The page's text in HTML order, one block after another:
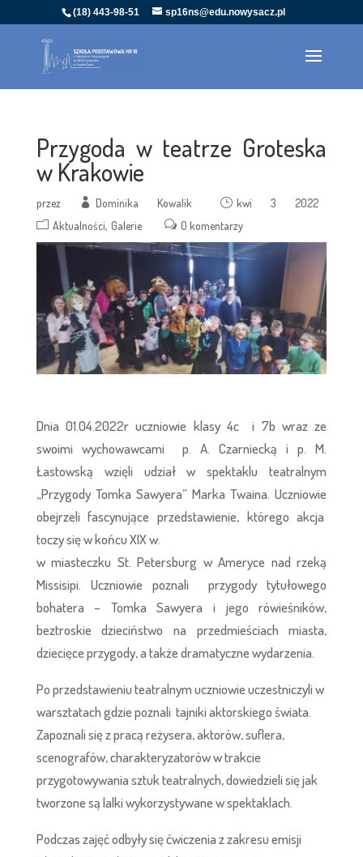
(18) 443-98-51 sp16ns@edu.nowysacz.pl
Przygoda w teatrze Groteska
w Krakowie
przez Dominika Kowalik
kwi 3 2022
Aktualności Galerie 0 komentarzy
Dnia 01.04.2022r uczniowie klasy 4c i 7b wraz ze
swoimi wychowawcami p. A. Czarniecką i p. M.
Łastowską wzięli udział w spektaklu teatralnym
„Przygody Tomka Sawyera” Marka Twaina. Uczniowie
obejrzeli fascynujące przedstawienie, którego akcja
toczy się w końcu XIX w.
w miasteczku St. Petersburg w Ameryce nad rzeką
Missisipi. Uczniowie poznali przygody tytułowego
bohatera – Tomka Sawyera i jego rówieśników,
beztroskie dzieciństwo na przedmieściach miasta,
dziecięce przygody, a także dramatyczne wydarzenia.
Po przedstawieniu teatralnym uczniowie uczestniczyli w
warsztatach gdzie poznali tajniki aktorskiego świata.
Zapoznali się z pracą reżysera, aktorów, suflera,
scenografów, charakteryzatorów w trakcie
przygotowywania sztuk teatralnych, dowiedzieli się jak
tworzone są lalki wykorzystywane w spektaklach.
Podczas zajęć odbyły się ćwiczenia z zakresu emisji